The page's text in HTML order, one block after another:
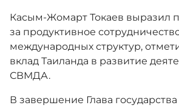
Касым-Жомарт Токаев выразил
за продуктивное
международных структур,
вклад Таиланда в развитие
СВМДА.
В завершение Глава